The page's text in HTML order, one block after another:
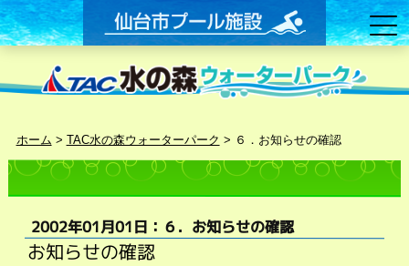
ホーム > TAC水の森ウォーターパーク > ６．お知らせの確認
2002年01月01日：６．お知らせの確認
お知らせの確認